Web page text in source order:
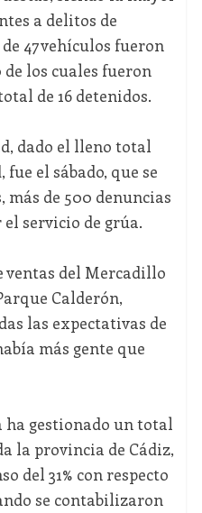
a delitos de
47 vehículos fueron
los cuales fueron
de 16 detenidos.
dado el lleno total
el sábado, que se
más de 500 denuncias
servicio de grúa.
ventas del Mercadillo
Calderón,
las expectativas de
más gente que
ha gestionado un total
la provincia de Cádiz,
del 31% con respecto
se contabilizaron